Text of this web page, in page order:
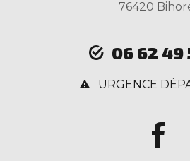
76420
06 62 49
URGENCE